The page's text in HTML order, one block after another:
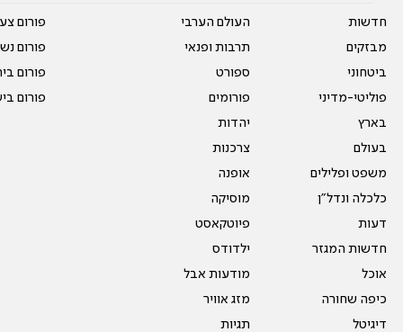
חדשות
מבזקים
ביטחוני
פוליטי-מדיני
בארץ
בעולם
משפט ופלילים
כלכלה ונדל"ן
דעות
חדשות המגזר
אוכל
כיפה שחורה
דיגיטל
העולם הערבי
תרבות ופנאי
ספורט
פורומים
יהדות
צרכנות
אופנה
מוסיקה
פיוטקאסט
ילדודס
מודעות אבל
מזג אוויר
תגיות
פורום
פורום
פורום
פורום